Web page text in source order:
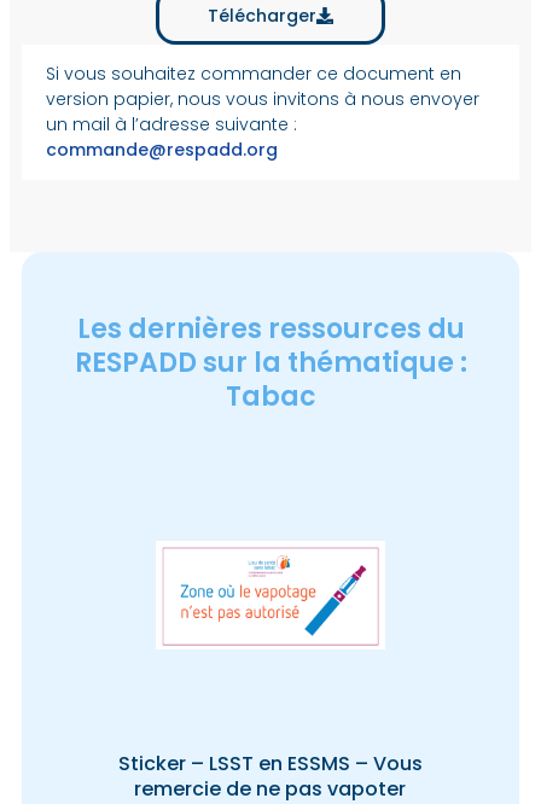
Télécharger
Si vous souhaitez commander ce document en
version papier, nous vous invitons à nous envoyer
un mail à l’adresse suivante :
commande@respadd.org
Les dernières ressources du
RESPADD sur la thématique :
Tabac
Sticker – LSST en ESSMS – Vous
remercie de ne pas vapoter